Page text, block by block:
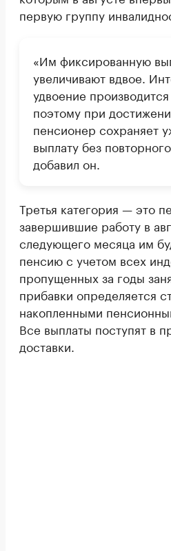
первую группу
«Им фиксированную
увеличивают вдвое.
удвоение
поэтому при
пенсионер сохраняет
выплату без
добавил он.
Третья категория — это
завершившие работу в
следующего месяца им
пенсию с учетом всех
пропущенных за годы
прибавки определяется
накопленными
Все выплаты поступят в
доставки.